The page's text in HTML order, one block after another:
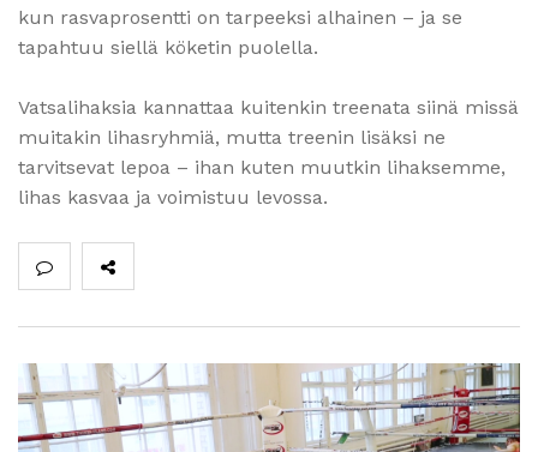
kun rasvaprosentti on tarpeeksi alhainen – ja se
tapahtuu siellä köketin puolella.
Vatsalihaksia kannattaa kuitenkin treenata siinä missä
muitakin lihasryhmiä, mutta treenin lisäksi ne
tarvitsevat lepoa – ihan kuten muutkin lihaksemme,
lihas kasvaa ja voimistuu levossa.